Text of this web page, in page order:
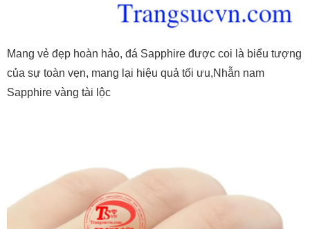
Mang vẻ đẹp hoàn hảo, đá Sapphire được coi là biểu tượng
của sự toàn vẹn, mang lại hiệu quả tối ưu,Nhẫn nam
Sapphire vàng tài lộc